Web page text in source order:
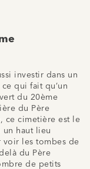
investir dans un
qui fait qu’un
du 20ème
du Père
ce cimetière est le
un haut lieu
voir les tombes de
du Père
de petits